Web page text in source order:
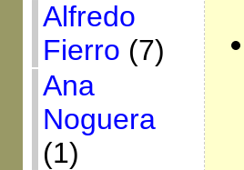
Alfredo
Fierro (7)
Ana
Noguera
(1)